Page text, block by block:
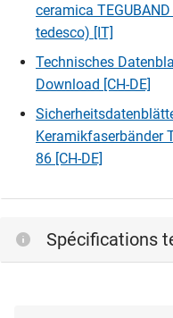
ceramica
tedesco) [IT]
Technisches
Download [CH-DE]
Keramikfaserbänder
86 [CH-DE]
Spécifications